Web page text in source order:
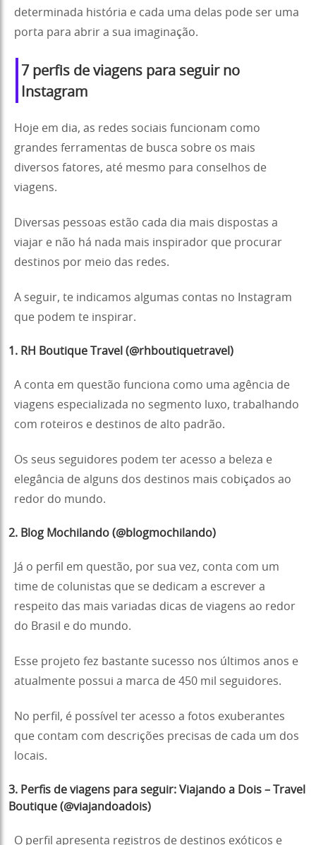
determinada história e cada uma delas pode ser uma
porta para abrir a sua imaginação.
7 perfis de viagens para seguir no
Instagram
Hoje em dia, as redes sociais funcionam como
grandes ferramentas de busca sobre os mais
diversos fatores, até mesmo para conselhos de
viagens.
Diversas pessoas estão cada dia mais dispostas a
viajar e não há nada mais inspirador que procurar
destinos por meio das redes.
A seguir, te indicamos algumas contas no Instagram
que podem te inspirar.
1. RH Boutique Travel (@rhboutiquetravel)
A conta em questão funciona como uma agência de
viagens especializada no segmento luxo, trabalhando
com roteiros e destinos de alto padrão.
Os seus seguidores podem ter acesso a beleza e
elegância de alguns dos destinos mais cobiçados ao
redor do mundo.
2. Blog Mochilando (@blogmochilando)
Já o perfil em questão, por sua vez, conta com um
time de colunistas que se dedicam a escrever a
respeito das mais variadas dicas de viagens ao redor
do Brasil e do mundo.
Esse projeto fez bastante sucesso nos últimos anos e
atualmente possui a marca de 450 mil seguidores.
No perfil, é possível ter acesso a fotos exuberantes
que contam com descrições precisas de cada um dos
locais.
3. Perfis de viagens para seguir: Viajando a Dois – Travel
Boutique (@viajandoadois)
O perfil apresenta registros de destinos exóticos e